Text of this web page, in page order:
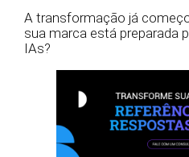
A transformação já
sua marca está preparada
IAs?